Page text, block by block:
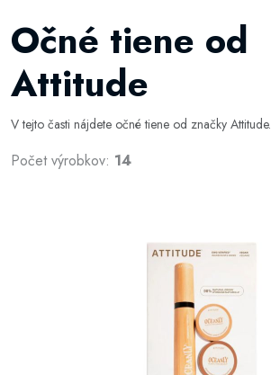
Očné tiene od
Attitude
V tejto časti nájdete očné tiene od značky Attitude.
Počet výrobkov: 14